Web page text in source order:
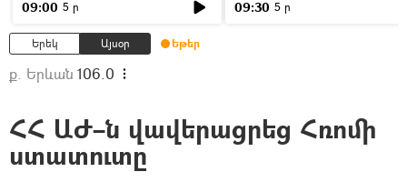
09:00 5 ր 09:30 5 ր
Երեկ Այսօր Եթեր
ք. Երևան 106.0
ՀՀ ԱԺ–ն վավերացրեց Հռոմի
ստատուտը